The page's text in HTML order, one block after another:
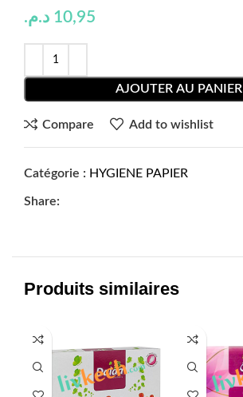
10,95 د.م.
AJOUTER AU PANIER
Compare Add to wishlist
Catégorie : HYGIENE PAPIER
Share:
Produits similaires